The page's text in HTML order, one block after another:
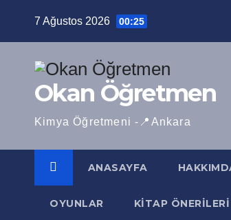
7 Ağustos 2026 00:25
Okan Öğretmen
Kimya Öğretmeni -📍Ankara
ANASAYFA
OYUNLAR KITAP ÖNERILERI